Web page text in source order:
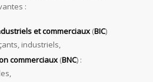
:
et commerciaux (BIC)
industriels,
commerciaux (BNC) :